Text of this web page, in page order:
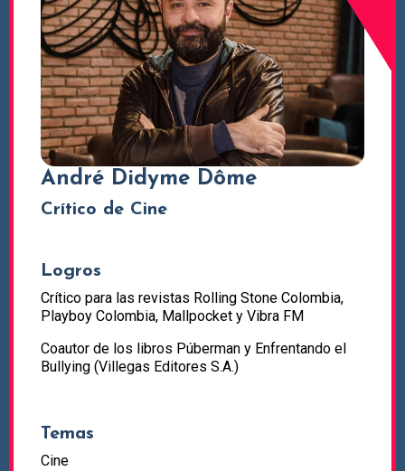
André Didyme Dôme
Crítico de Cine
Logros
Crítico para las revistas Rolling Stone Colombia,
Playboy Colombia, Mallpocket y Vibra FM
Coautor de los libros Púberman y Enfrentando el
Bullying (Villegas Editores S.A.)
Temas
Cine